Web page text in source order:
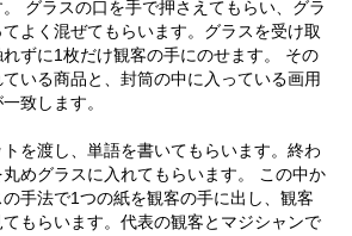
グラスの口を手で押さえてもらい、グラ
よく混ぜてもらいます。グラスを受け取
れずに1枚だけ観客の手にのせます。 その
いる商品と、封筒の中に入っている画用
致します。
を渡し、単語を書いてもらいます。終わ
めグラスに入れてもらいます。 この中か
手法で1つの紙を観客の手に出し、観客
もらいます。代表の観客とマジシャンで